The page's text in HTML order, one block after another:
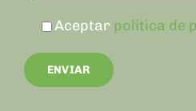
Aceptar política de